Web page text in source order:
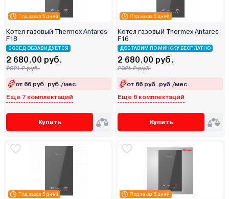
Под заказ 5 дней
Котел газовый Thermex Antares
F18
СОСЕД ОБЗАВИДУЕТСЯ
2 680.00 руб.
2921.2 руб.
от 66 руб. руб./мес.
Еще 7 комплектаций
Купить
Под заказ 5 дней
Котел газовый Thermex Antares
F16
ДОСТАВИМ ПО МИНСКУ БЕСПЛАТНО
2 680.00 руб.
2921.2 руб.
от 66 руб. руб./мес.
Еще 6 комплектаций
Купить
Под заказ 5 дней Под заказ 5 дней